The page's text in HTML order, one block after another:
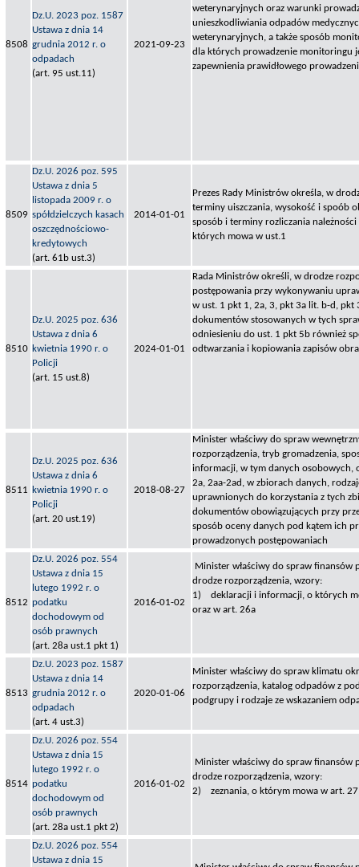
8508
Dz.U. 2023 poz. 1587
Ustawa z dnia 14
grudnia 2012 r. o
odpadach
(art. 95 ust.11)
2021-09-23
weterynaryjnych oraz warunki
unieszkodliwiania odpadów
weterynaryjnych, a także sposób
dla których prowadzenie monitoringu
zapewnienia prawidłowego
8509
Dz.U. 2026 poz. 595
Ustawa z dnia 5
listopada 2009 r. o
spółdzielczych kasach
oszczędnościowo-
kredytowych
(art. 61b ust.3)
2014-01-01
Prezes Rady Ministrów określa, w
terminy uiszczania, wysokość i spoób
sposób i terminy rozliczania należności
których mowa w ust.1
8510
Dz.U. 2025 poz. 636
Ustawa z dnia 6
kwietnia 1990 r. o
Policji
(art. 15 ust.8)
2024-01-01
Rada Ministrów określi, w drodze
postępowania przy wykonywaniu
w ust. 1 pkt 1, 2a, 3, pkt 3a lit. b-d, pkt
dokumentów stosowanych w tych
odniesieniu do ust. 1 pkt 5b również
odtwarzania i kopiowania zapisów
8511
Dz.U. 2025 poz. 636
Ustawa z dnia 6
kwietnia 1990 r. o
Policji
(art. 20 ust.19)
2018-08-27
Minister właściwy do spraw
rozporządzenia, tryb gromadzenia,
informacji, w tym danych osobowych,
2a, 2aa-2ad, w zbiorach danych,
uprawnionych do korzystania z tych
dokumentów obowiązujących przy
sposób oceny danych pod kątem ich
prowadzonych postępowaniach
8512
Dz.U. 2026 poz. 554
Ustawa z dnia 15
lutego 1992 r. o
podatku
dochodowym od
osób prawnych
(art. 28a ust.1 pkt 1)
2016-01-02
Minister właściwy do spraw finansów
drodze rozporządzenia, wzory:
1) deklaracji i informacji, o których
oraz w art. 26a
8513
Dz.U. 2023 poz. 1587
Ustawa z dnia 14
grudnia 2012 r. o
odpadach
(art. 4 ust.3)
2020-01-06
Minister właściwy do spraw klimatu
rozporządzenia, katalog odpadów z
podgrupy i rodzaje ze wskazaniem
8514
Dz.U. 2026 poz. 554
Ustawa z dnia 15
lutego 1992 r. o
podatku
dochodowym od
osób prawnych
(art. 28a ust.1 pkt 2)
2016-01-02
Minister właściwy do spraw finansów
drodze rozporządzenia, wzory:
2) zeznania, o którym mowa w art. 27
Dz.U. 2026 poz. 554
Ustawa z dnia 15